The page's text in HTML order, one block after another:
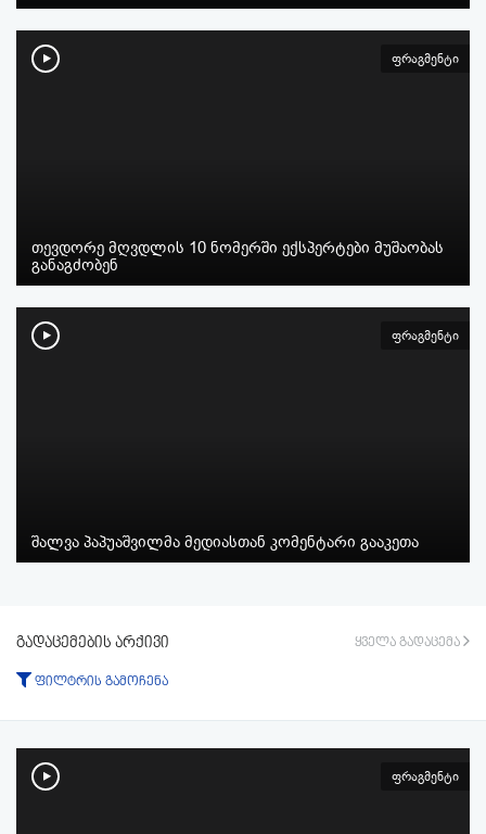
ფრაგმენტი
თევდორე მღვდლის 10 ნომერში ექსპერტები მუშაობას
განაგძობენ
ფრაგმენტი
შალვა პაპუაშვილმა მედიასთან კომენტარი გააკეთა
გადაცემების არქივი ყველა გადაცემა
ფილტრის გამოჩენა
ტიპი:
ყველა გადაცემა ფრაგმენტი
პერიოდი:
ფრაგმენტი